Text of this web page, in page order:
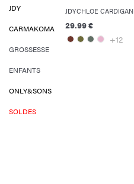
JDY
CARMAKOMA
GROSSESSE
ENFANTS
ONLY&SONS
SOLDES
JDYCHLOE CARDIGAN
29.99 €
+12